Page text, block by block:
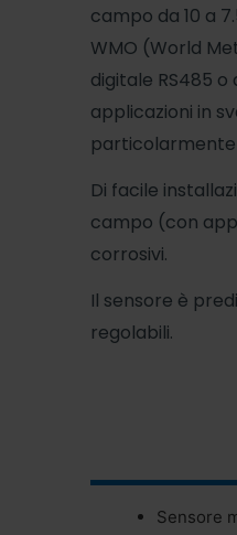
campo da 10 a
WMO (World
digitale RS485
applicazioni in
Di facile
campo (con
corrosivi.
Il sensore è
regolabili.
Sensore